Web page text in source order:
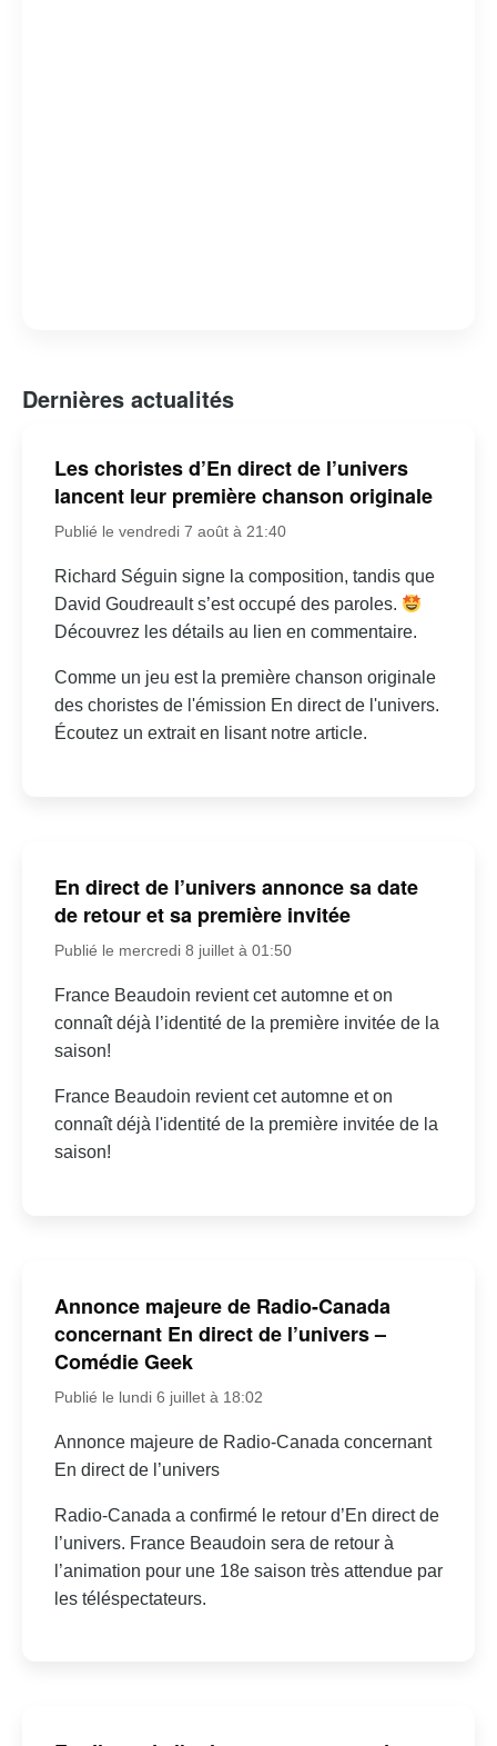
Dernières actualités
Les choristes d’En direct de l’univers
lancent leur première chanson originale
Publié le vendredi 7 août à 21:40
Richard Séguin signe la composition, tandis que
David Goudreault s’est occupé des paroles.
Découvrez les détails au lien en commentaire.
Comme un jeu est la première chanson originale
des choristes de l'émission En direct de l'univers.
Écoutez un extrait en lisant notre article.
En direct de l’univers annonce sa date
de retour et sa première invitée
Publié le mercredi 8 juillet à 01:50
France Beaudoin revient cet automne et on
connaît déjà l’identité de la première invitée de la
saison!
France Beaudoin revient cet automne et on
connaît déjà l'identité de la première invitée de la
saison!
Annonce majeure de Radio-Canada
concernant En direct de l’univers –
Comédie Geek
Publié le lundi 6 juillet à 18:02
Annonce majeure de Radio-Canada concernant
En direct de l’univers
Radio-Canada a confirmé le retour d’En direct de
l’univers. France Beaudoin sera de retour à
l’animation pour une 18e saison très attendue par
les téléspectateurs.